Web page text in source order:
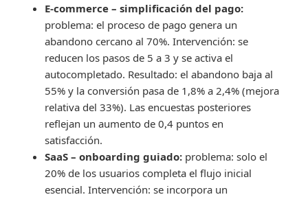
E-commerce – simplificación del pago:
problema: el proceso de pago genera un
abandono cercano al 70%. Intervención: se
reducen los pasos de 5 a 3 y se activa el
autocompletado. Resultado: el abandono baja al
55% y la conversión pasa de 1,8% a 2,4% (mejora
relativa del 33%). Las encuestas posteriores
reflejan un aumento de 0,4 puntos en
satisfacción.
SaaS – onboarding guiado: problema: solo el
20% de los usuarios completa el flujo inicial
esencial. Intervención: se incorpora un